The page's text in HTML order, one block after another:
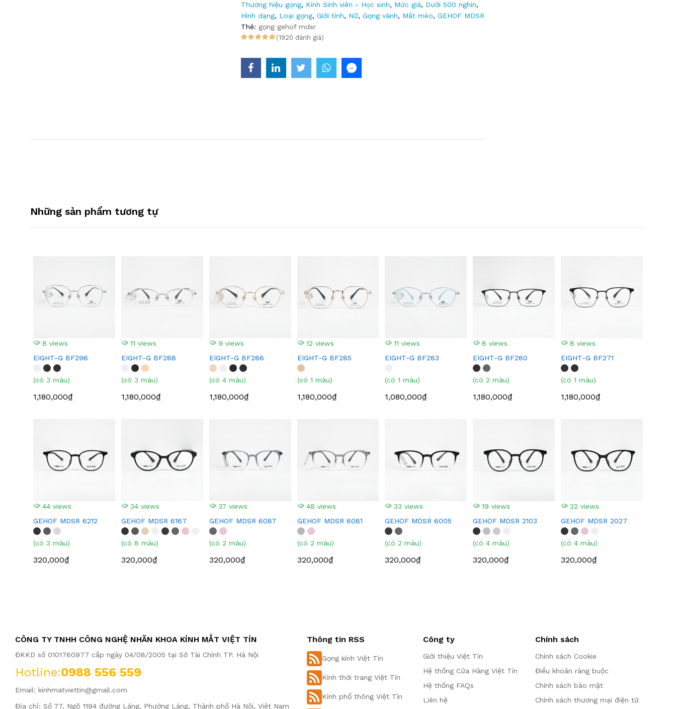
Thương hiệu gọng, Kính Sinh viên - Học sinh, Mức giá, Dưới 500 nghìn,
Hình dạng, Loại gọng, Giới tính, Nữ, Gọng vành, Mắt mèo, GEHOF MDSR
Thẻ: gọng gehof mdsr
(1920 đánh giá)
Những sản phẩm tương tự
8 views
EIGHT-G BF296
(có 3 màu)
1,180,000₫
11 views
EIGHT-G BF288
(có 3 màu)
1,180,000₫
9 views
EIGHT-G BF286
(có 4 màu)
1,180,000₫
12 views
EIGHT-G BF285
(có 1 màu)
1,180,000₫
11 views
EIGHT-G BF283
(có 1 màu)
1,080,000₫
8 views
EIGHT-G BF280
(có 2 màu)
1,180,000₫
8 views
EIGHT-G BF271
(có 1 màu)
1,180,000₫
44 views
GEHOF MDSR 6212
(có 3 màu)
320,000₫
34 views
GEHOF MDSR 6167
(có 8 màu)
320,000₫
37 views
GEHOF MDSR 6087
(có 2 màu)
320,000₫
48 views
GEHOF MDSR 6081
(có 2 màu)
320,000₫
33 views
GEHOF MDSR 6005
(có 2 màu)
320,000₫
19 views
GEHOF MDSR 2103
(có 4 màu)
320,000₫
32 views
GEHOF MDSR 2027
(có 4 màu)
320,000₫
CÔNG TY TNHH CÔNG NGHỆ NHÃN KHOA KÍNH MẮT VIỆT TÍN
ĐKKD số 0101760977 cấp ngày 04/08/2005 tại Sở Tài Chính TP. Hà Nội
Hotline:0988 556 559
Email: kinhmatviettin@gmail.com
Địa chỉ: Số 77, Ngõ 1194 đường Láng, Phường Láng, Thành phố Hà Nội, Việt Nam
Thông tin RSS
Gọng kính Việt Tín
Kính thời trang Việt Tín
Kính phổ thông Việt Tín
Công ty
Giới thiệu Việt Tín
Hệ thống Cửa Hàng Việt Tín
Hệ thống FAQs
Liên hệ
Chính sách
Chính sách Cookie
Điều khoản ràng buộc
Chính sách bảo mật
Chính sách thương mại điện tử